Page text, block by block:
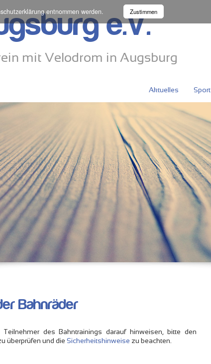
entnommen werden. Zustimmen
e.V.
mit Velodrom in Augsburg
Aktuelles Sport
Bahnräder
des Bahntrainings darauf hinweisen, bitte den
überprüfen und die Sicherheitshinweise zu beachten.